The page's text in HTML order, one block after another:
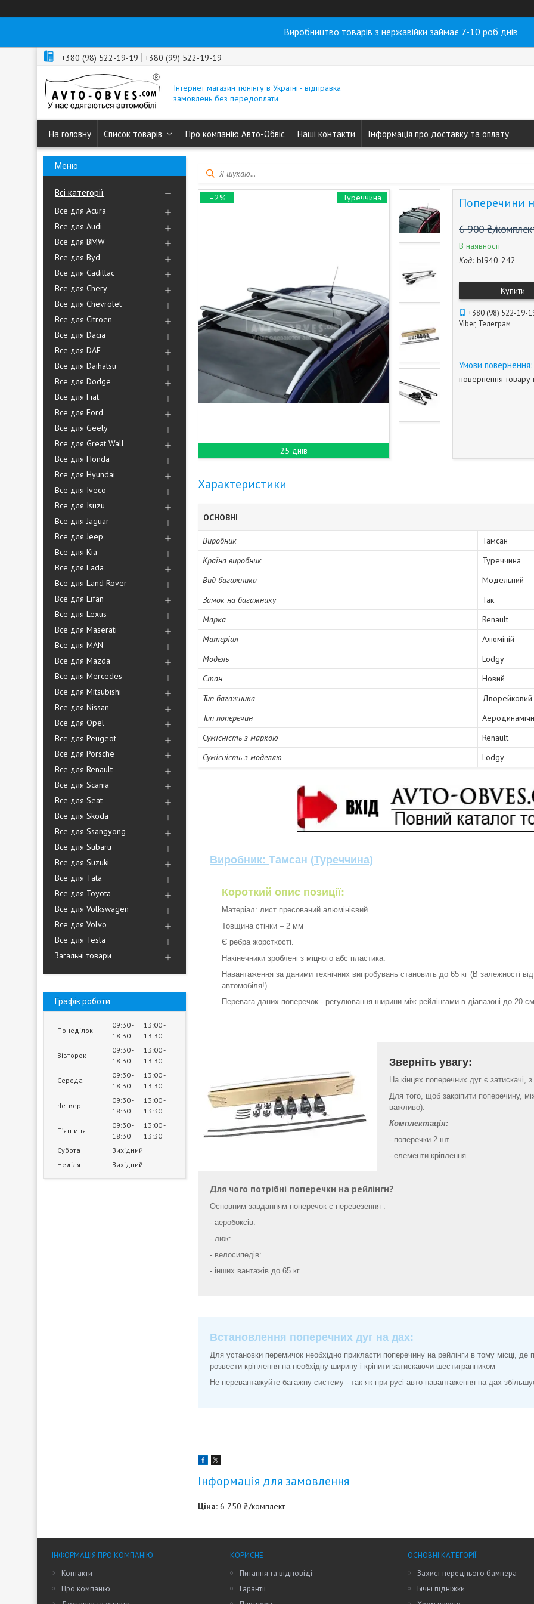
Виробництво товарів з нержавійки займає 7-10 роб днів
+380 (98) 522-19-19 +380 (99) 522-19-19
Інтернет магазин тюнінгу в Україні - відправка
замовлень без передоплати
На головну Список товарів Про компанію Авто-Обвіс Наші контакти Інформація про доставку та оплату
Всі категорії
Все для Acura
Все для Audi
Все для BMW
Все для Byd
Все для Cadillac
Все для Chery
Все для Chevrolet
Все для Citroen
Все для Dacia
Все для DAF
Все для Daihatsu
Все для Dodge
Все для Fiat
Все для Ford
Все для Geely
Все для Great Wall
Все для Honda
Все для Hyundai
Все для Iveco
Все для Isuzu
Все для Jaguar
Все для Jeep
Все для Kia
Все для Lada
Все для Land Rover
Все для Lifan
Все для Lexus
Все для Maserati
Все для MAN
Все для Mazda
Все для Mercedes
Все для Mitsubishi
Все для Nissan
Все для Opel
Все для Peugeot
Все для Porsche
Все для Renault
Все для Scania
Все для Seat
Все для Skoda
Все для Ssangyong
Все для Subaru
Все для Suzuki
Все для Tata
Все для Toyota
Все для Volkswagen
Все для Volvo
Все для Tesla
Загальні товари
Графік роботи
Понеділок
09:30
18:30
13:00
13:30
Вівторок
09:30
18:30
13:00
13:30
Середа
09:30
18:30
13:00
13:30
Четвер
09:30
18:30
13:00
13:30
Пʼятниця
09:30
18:30
13:00
13:30
Субота
Вихідний
Неділя
Вихідний
Туреччина
–2%
25 днів
Поперечини
6 900 ₴/
В наявності
Код: bl940-242
Купити
+380 (98) 522-19-
Viber, Телеграм
повернення
Характеристики
ОСНОВНІ
Виробник
Тамсан
Країна виробник
Туреччина
Вид багажника
Модельний
Замок на багажнику
Так
Марка
Renault
Матеріал
Алюміній
Модель
Lodgy
Стан
Новий
Тип багажника
Дворейковий
Тип поперечин
Сумісність з маркою
Renault
Сумісність з моделлю
Lodgy
Виробник: Тамсан (Туреччина)
Короткий опис позиції:
Матеріал: лист пресований алюмінієвий.
Товщина стінки – 2 мм
Є ребра жорсткості.
Накінечники зроблені з міцного абс пластика.
Навантаження за даними технічних випробувань становить до 65 кг (В залежності
автомобіля!)
Перевага даних поперечок - регулювання ширини між рейлінгами в діапазоні до 20
Зверніть увагу:
На кінцях поперечних дуг є
Для того, щоб закріпити поперечину,
важливо).
Комплектація:
- поперечки 2 шт
- елементи кріплення.
Для чого потрібні поперечки на рейлінги?
Основним завданням поперечок є перевезення :
- аеробоксів:
- лиж:
- велосипедів:
- інших вантажів до 65 кг
Встановлення поперечних дуг на дах:
Для установки перемичок необхідно прикласти поперечину на рейлінги в тому місці, де
розвести кріплення на необхідну ширину і кріпити затискаючи шестигранником
Не перевантажуйте багажну систему - так як при русі авто навантаження на дах
Інформація для замовлення
Ціна: 6 750 ₴/комплект
ІНФОРМАЦІЯ ПРО КОМПАНІЮ
Контакти
Про компанію
КОРИСНЕ
Питання та відповіді
Гарантії
ОСНОВНІ КАТЕГОРІЇ
Захист переднього бампера
Бічні підніжки